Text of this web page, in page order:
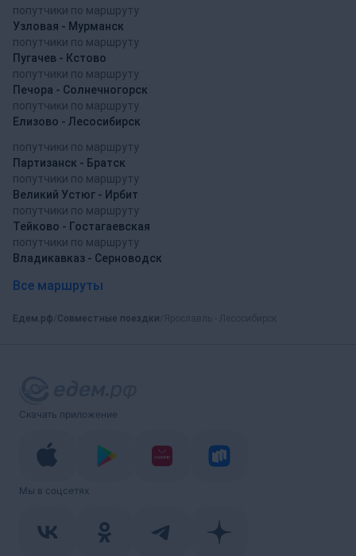
попутчики по маршруту
Узловая - Мурманск
попутчики по маршруту
Пугачев - Кстово
попутчики по маршруту
Печора - Солнечногорск
попутчики по маршруту
Елизово - Лесосибирск
попутчики по маршруту
Партизанск - Братск
попутчики по маршруту
Великий Устюг - Ирбит
попутчики по маршруту
Тейково - Гостагаевская
попутчики по маршруту
Владикавказ - Серноводск
Все маршруты
Едем.рф Совместные поездки
Скачать приложение
Мы в соцсетях